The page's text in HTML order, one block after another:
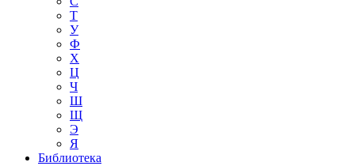
Т
У
Ф
Х
Ц
Ч
Ш
Щ
Э
Я
Библиотека